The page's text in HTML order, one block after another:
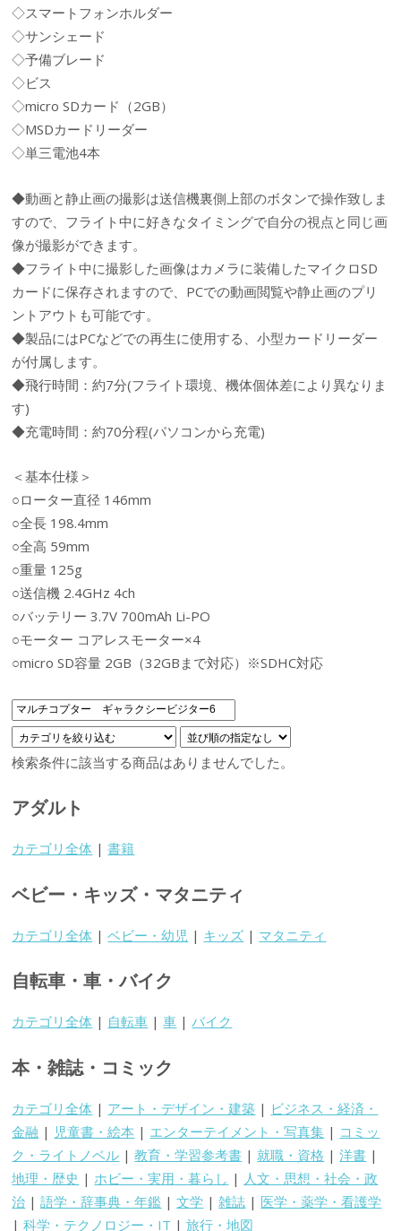
◇スマートフォンホルダー
◇サンシェード
◇予備ブレード
◇ビス
◇micro SDカード（2GB）
◇MSDカードリーダー
◇単三電池4本
◆動画と静止画の撮影は送信機裏側上部のボタンで操作致しま
すので、フライト中に好きなタイミングで自分の視点と同じ画
像が撮影ができます。
◆フライト中に撮影した画像はカメラに装備したマイクロSD
カードに保存されますので、PCでの動画閲覧や静止画のプリ
ントアウトも可能です。
◆製品にはPCなどでの再生に使用する、小型カードリーダー
が付属します。
◆飛行時間：約7分(フライト環境、機体個体差により異なりま
す)
◆充電時間：約70分程(パソコンから充電)
＜基本仕様＞
○ローター直径 146mm
○全長 198.4mm
○全高 59mm
○重量 125g
○送信機 2.4GHz 4ch
○バッテリー 3.7V 700mAh Li-PO
○モーター コアレスモーター×4
○micro SD容量 2GB（32GBまで対応）※SDHC対応
検索条件に該当する商品はありませんでした。
アダルト
カテゴリ全体 |書籍
ベビー・キッズ・マタニティ
カテゴリ全体 |ベビー・幼児 | キッズ | マタニティ
自転車・車・バイク
カテゴリ全体 | 自転車 |車 |バイク
本・雑誌・コミック
カテゴリ全体 | アート・デザイン・建築 | ビジネス・経済・
金融 | 児童書・絵本 | エンターテイメント・写真集 | コミッ
ク・ライトノベル |教育・学習参考書 |就職・資格 |洋書 |
地理・歴史 |ホビー・実用・暮らし | 人文・思想・社会・政
治 |語学・辞事典・年鑑 |文学 |雑誌 | 医学・薬学・看護学
|科学・テクノロジー・IT |旅行・地図